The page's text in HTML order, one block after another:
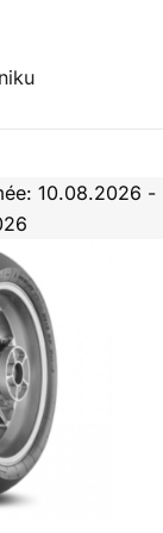
10.08.2026 -